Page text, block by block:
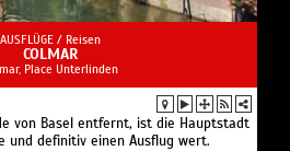
AUSFLÜGE / Reisen
COLMAR
Place Unterlinden
von Basel entfernt, ist die Hauptstadt
und definitiv einen Ausflug wert.